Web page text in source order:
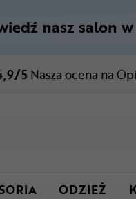
nasz salon
5 Nasza ocena na
ODZIEŻ